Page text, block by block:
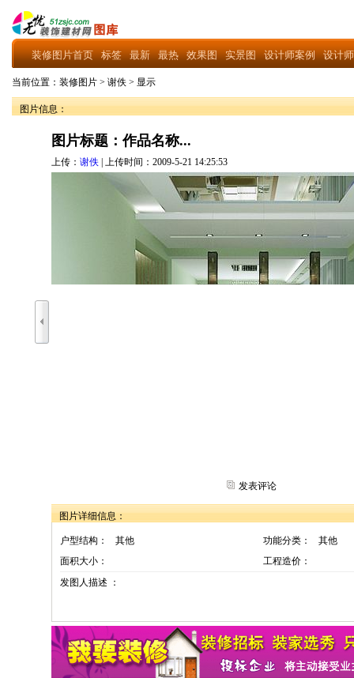
装修图片首页 标签 最新 最热 效果图 实景图 设计师案例 设计
当前位置： 装修图片 > 谢佚 > 显示
图片信息：
图片标题：作品名称...
上传： 谢佚 | 上传时间：2009-5-21 14:25:53
发表评论
图片详细信息：
户型结构： 其他 功能分类：
其他
面积大小：
工程造价：
发图人描述 ：